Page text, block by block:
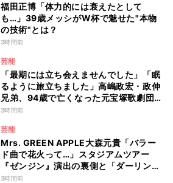
福田正博「体力的には衰えたとして
も…」39歳メッシがW杯で魅せた"本物
の技術"とは？
3時間前
芸能
「最期には立ち会えませんでした」「眠
るように旅立ちました」高嶋政宏・政伸
兄弟、94歳で亡くなった元宝塚歌劇団ト
ップスターの母・寿美花代を追悼 ここ
いた
3時間前
芸能
Mrs. GREEN APPLE大森元貴「バラー
ド曲で花火って…」スタジアムツアー
『ゼンジン』演出の裏側と「ダーリン」
への思いを語る
3時間前